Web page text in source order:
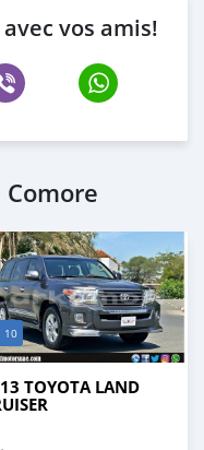
vos amis!
10
TOYOTA LAND